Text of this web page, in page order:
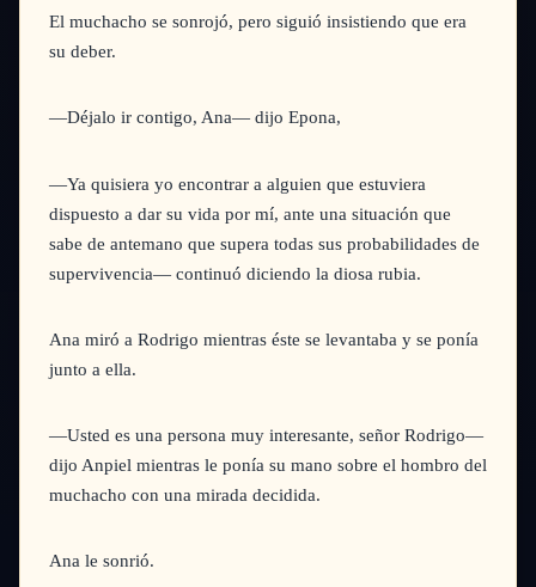
El muchacho se sonrojó, pero siguió insistiendo que era
su deber.
—Déjalo ir contigo, Ana— dijo Epona,
—Ya quisiera yo encontrar a alguien que estuviera
dispuesto a dar su vida por mí, ante una situación que
sabe de antemano que supera todas sus probabilidades de
supervivencia— continuó diciendo la diosa rubia.
Ana miró a Rodrigo mientras éste se levantaba y se ponía
junto a ella.
—Usted es una persona muy interesante, señor Rodrigo—
dijo Anpiel mientras le ponía su mano sobre el hombro del
muchacho con una mirada decidida.
Ana le sonrió.